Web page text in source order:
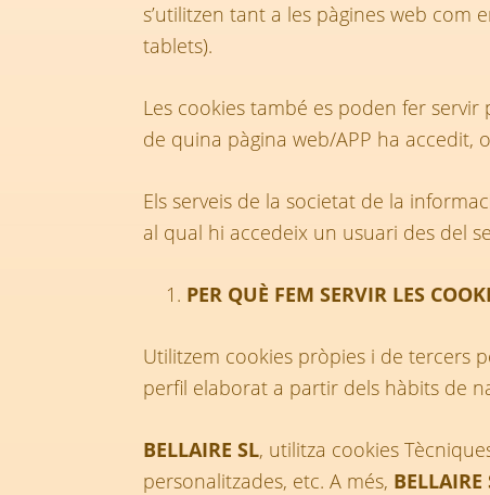
s’utilitzen tant a les pàgines web com
tablets).
Les cookies també es poden fer
de quina pàgina web/APP ha
Els serveis de la societat de la
al qual hi accedeix un usuari des del
PER QUÈ FEM SERVIR LES
Utilitzem cookies pròpies i de tercers
perfil elaborat a partir dels hàbits de
BELLAIRE SL, utilitza cookies
personalitzades, etc. A més, BELLAIRE